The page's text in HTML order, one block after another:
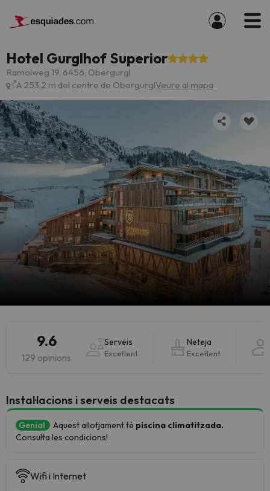
Hotel Gurglhof Superior
Ramolweg 19, 6456, Obergurgl
A 253.2 m del centre de ObergurglVeure al mapa
9.6
129 opinions
Serveis
Excel·lent
Neteja
Excel·lent
Instal·lacions i serveis destacats
Genial Aquest allotjament té piscina climatitzada.
Consulta les condicions!
Wifi i Internet